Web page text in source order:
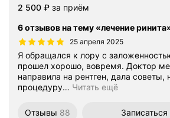
Цена
2500
2 500 ₽ за приём
6 отзывов на тему «лечение
25 апреля 2025
Я обращался к лору с
прошел хорошо, вовремя. Доктор
направила на рентген, дала советы,
процедуру… Читать ещё
Отзывы 88 Записаться